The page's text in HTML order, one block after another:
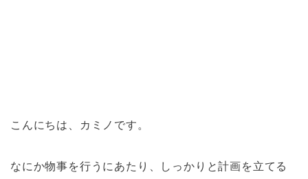
こんにちは、カミノです。
なにか物事を行うにあたり、しっかりと計画を立てる